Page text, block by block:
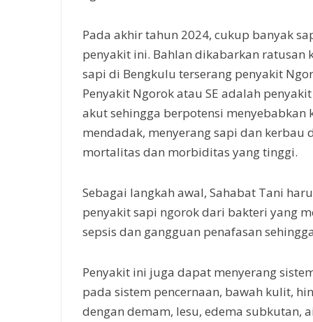
Pada akhir tahun 2024, cukup banyak
penyakit ini. Bahlan dikabarkan ratusan
sapi di Bengkulu terserang penyakit
Penyakit Ngorok atau SE adalah
akut sehingga berpotensi menyebabkan
mendadak, menyerang sapi dan kerbau
mortalitas dan morbiditas yang tinggi.
Sebagai langkah awal, Sahabat Tani
penyakit sapi ngorok dari bakteri yang
sepsis dan gangguan penafasan
Penyakit ini juga dapat menyerang
pada sistem pencernaan, bawah kulit,
dengan demam, lesu, edema subkutan,